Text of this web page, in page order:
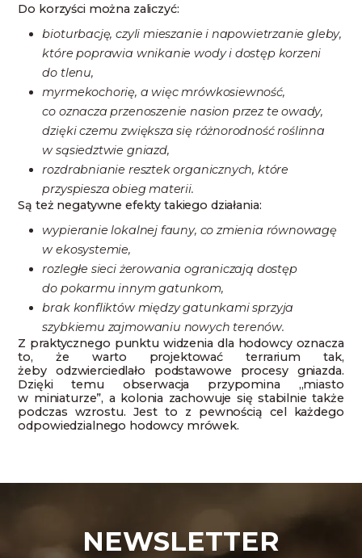
Do korzyści można zaliczyć:
bioturbację, czyli mieszanie i napowietrzanie gleby,
które poprawia wnikanie wody i dostęp korzeni
do tlenu,
myrmekochorię, a więc mrówkosiewność,
co oznacza przenoszenie nasion przez te owady,
dzięki czemu zwiększa się różnorodność roślinna
w sąsiedztwie gniazd,
rozdrabnianie resztek organicznych, które
przyspiesza obieg materii.
Są też negatywne efekty takiego działania:
wypieranie lokalnej fauny, co zmienia równowagę
w ekosystemie,
rozległe sieci żerowania ograniczają dostęp
do pokarmu innym gatunkom,
brak konfliktów między gatunkami sprzyja
szybkiemu zajmowaniu nowych terenów.
Z praktycznego punktu widzenia dla hodowcy oznacza
to, że warto projektować terrarium tak,
żeby odzwierciedlało podstawowe procesy gniazda.
Dzięki temu obserwacja przypomina „miasto
w miniaturze”, a kolonia zachowuje się stabilnie także
podczas wzrostu. Jest to z pewnością cel każdego
odpowiedzialnego hodowcy mrówek.
NEWSLETTER